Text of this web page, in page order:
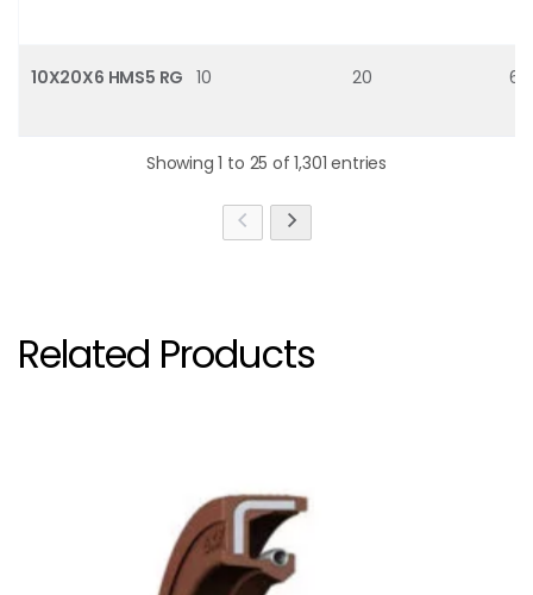
10X20X6 HMS5 RG 10 20 6
Showing 1 to 25 of 1,301 entries
Related Products